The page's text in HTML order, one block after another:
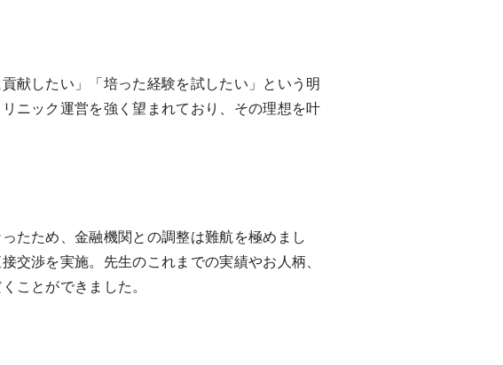
献したい」「培った経験を試したい」という明
ニック運営を強く望まれており、その理想を叶
たため、金融機関との調整は難航を極めまし
交渉を実施。先生のこれまでの実績やお人柄、
ことができました。